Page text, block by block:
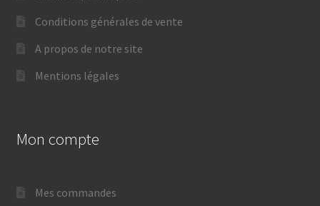
Conditions générales de vente
A propos de notre site
Mentions légales
Mon compte
Mes commandes